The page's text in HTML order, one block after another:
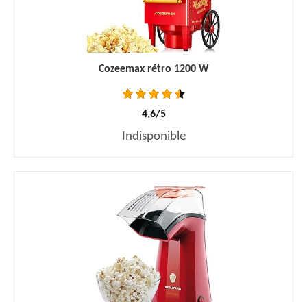
Cozeemax rétro 1200 W
4,6/5
Indisponible